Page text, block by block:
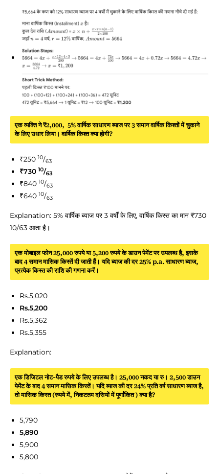
एक व्यक्ति ने ₹2,000, 5% वार्षिक साधारण ब्याज पर 3 समान वार्षिक किश्तों में चुकाने
के लिए उधार लिया। वार्षिक किश्त क्या होगी?
₹250 10/63
₹730 10/63
₹840 10/63
₹640 10/63
Explanation: 5% वार्षिक ब्याज पर 3 वर्षों के लिए, वार्षिक किस्त का मान ₹730
10/63 आता है।
एक मोबाइल फोन 25,000 रुपये या 5,200 रुपये के डाउन पेमेंट पर उपलब्ध है, इसके
बाद 4 समान मासिक किस्तें दी जाती हैं। यदि ब्याज की दर 25% p.a. साधारण ब्याज,
प्रत्येक किस्त की राशि की गणना करें।
Rs.5,020
Rs.5,200
Rs.5,362
Rs.5,355
Explanation:
एक डिजिटल नोट-पैड रुपये के लिए उपलब्ध है। 25,000 नकद या रु। 2,500 डाउन
पेमेंट के बाद 4 समान मासिक किस्तें। यदि ब्याज की दर 24% प्रति वर्ष साधारण ब्याज है,
तो मासिक किस्त (रुपये में, निकटतम दसियों में पूर्णांकित ) क्या है?
5,790
5,890
5,900
5,800